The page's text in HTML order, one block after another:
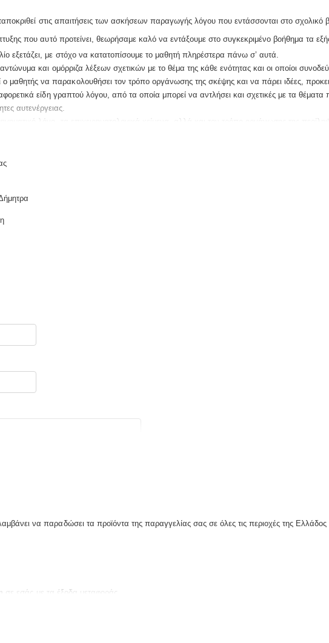
στις απαιτήσεις των ασκήσεων παραγωγής λόγου που εντάσσονται στο σχολικό
που αυτό προτείνει, θεωρήσαμε καλό να εντάξουμε στο συγκεκριμένο βοήθημα τα
εξετάζει, με στόχο να κατατοπίσουμε το μαθητή πληρέστερα πάνω σ’ αυτά.
και ομόρριζα λέξεων σχετικών με το θέμα της κάθε ενότητας και οι οποίοι
ο μαθητής να παρακολουθήσει τον τρόπο οργάνωσης της σκέψης και να πάρει ιδέες,
είδη γραπτού λόγου, από τα οποία μπορεί να αντλήσει και σχετικές με τα
αυτενέργειας.
λόγο, τα επιχειρηματολογικά κείμενα, αλλά και τον τρόπο οργάνωσης της
αυτό θα ενισχύσει την προσπάθεια του μαθητή να μάθει να χειρίζεται το γραπτό
δημιουργικό τρόπο.
να παραδώσει τα προϊόντα της παραγγελίας σας σε όλες τις περιοχές της
σε εσάς με τα έξοδα μεταφοράς.